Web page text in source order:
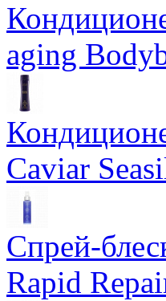
aging
Caviar
Спрей-
Rapid